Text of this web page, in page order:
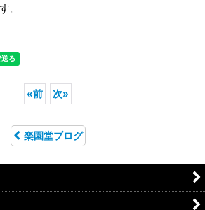
。
«前 次»
楽園堂ブログ